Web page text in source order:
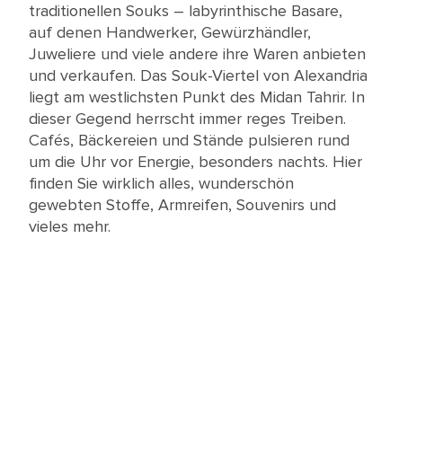
traditionellen Souks – labyrinthische Basare,
auf denen Handwerker, Gewürzhändler,
Juweliere und viele andere ihre Waren anbieten
und verkaufen. Das Souk-Viertel von Alexandria
liegt am westlichsten Punkt des Midan Tahrir. In
dieser Gegend herrscht immer reges Treiben.
Cafés, Bäckereien und Stände pulsieren rund
um die Uhr vor Energie, besonders nachts. Hier
finden Sie wirklich alles, wunderschön
gewebten Stoffe, Armreifen, Souvenirs und
vieles mehr.